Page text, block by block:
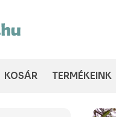
KOSÁR TERMÉKEINK